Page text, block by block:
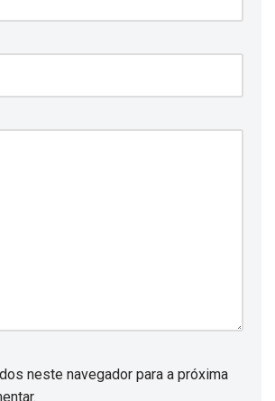
neste navegador para a próxima